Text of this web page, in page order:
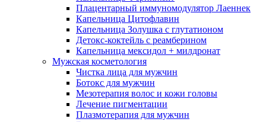
Плацентарный иммуномодулятор Лаеннек
Капельница Цитофлавин
Капельница Золушка с глутатионом
Детокс-коктейль с реамберином
Капельница мексидол + милдронат
Мужская косметология
Чистка лица для мужчин
Ботокс для мужчин
Мезотерапия волос и кожи головы
Лечение пигментации
Плазмотерапия для мужчин